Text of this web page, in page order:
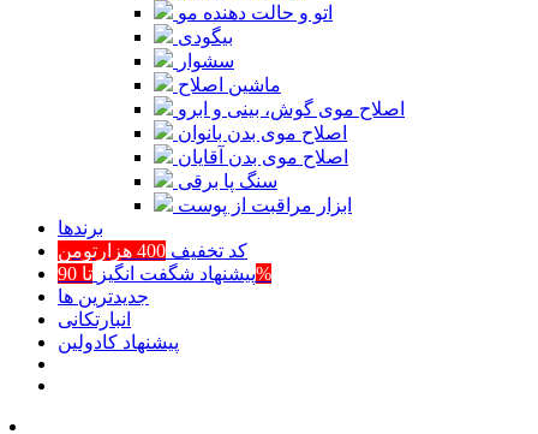
اتو و حالت دهنده مو
بیگودی
سشوار
ماشین اصلاح
اصلاح موی گوش، بینی و ابرو
اصلاح موی بدن بانوان
اصلاح موی بدن آقایان
سنگ پا برقی
ابزار مراقبت از پوست
برند‌ها
کد تخفیف 400 هزارتومن
پیشنهاد شگفت انگیزتا 90%
جدیدترین ها
انبارتکانی
پیشنهاد کادولین